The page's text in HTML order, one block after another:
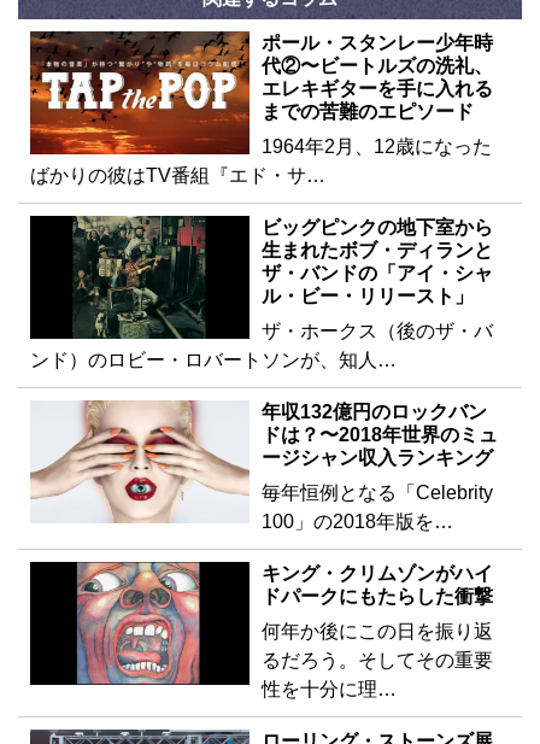
ポール・スタンレー少年時
代②〜ビートルズの洗礼、
エレキギターを手に入れる
までの苦難のエピソード
1964年2月、12歳になった
ばかりの彼はTV番組『エド・サ…
ビッグピンクの地下室から
生まれたボブ・ディランと
ザ・バンドの「アイ・シャ
ル・ビー・リリースト」
ザ・ホークス（後のザ・バ
ンド）のロビー・ロバートソンが、知人…
年収132億円のロックバン
ドは？〜2018年世界のミュ
ージシャン収入ランキング
毎年恒例となる「Celebrity
100」の2018年版を…
キング・クリムゾンがハイ
ドパークにもたらした衝撃
何年か後にこの日を振り返
るだろう。そしてその重要
性を十分に理…